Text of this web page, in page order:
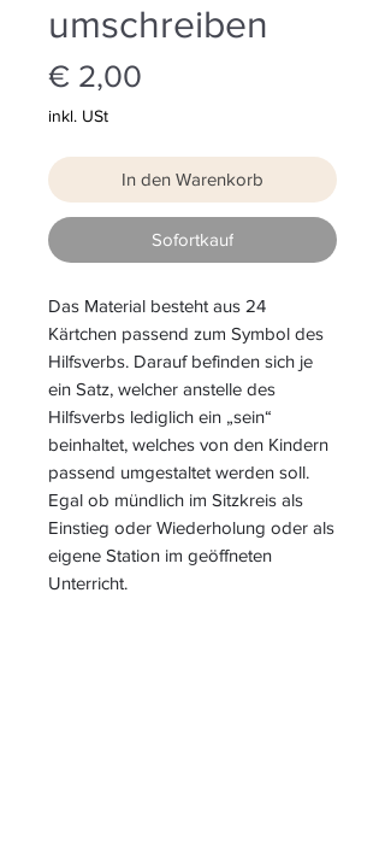
umschreiben
€ 2,00
inkl. USt
In den Warenkorb
Sofortkauf
Das Material besteht aus 24
Kärtchen passend zum Symbol des
Hilfsverbs. Darauf befinden sich je
ein Satz, welcher anstelle des
Hilfsverbs lediglich ein „sein“
beinhaltet, welches von den Kindern
passend umgestaltet werden soll.
Egal ob mündlich im Sitzkreis als
Einstieg oder Wiederholung oder als
eigene Station im geöffneten
Unterricht.